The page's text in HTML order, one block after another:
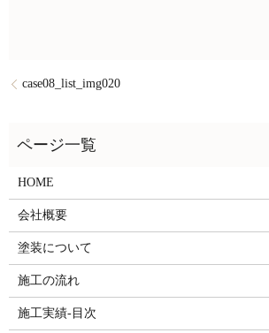
case08_list_img020
HOME
会社概要
塗装について
施工の流れ
施工実績-目次